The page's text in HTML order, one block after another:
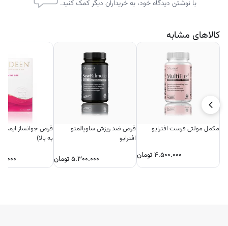
با نوشتن دیدگاه خود، به خریداران دیگر کمک کنید.
کالاهای مشابه
مکمل مولتی فرست افترایو
۴.۵۰۰.۰۰۰ تومان
قرص ضد ریزش ساوپالمتو
افترایو
۵.۳۰۰.۰۰۰تومان
به بالا)